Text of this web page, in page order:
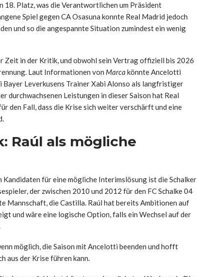
18. Platz, was die Verantwortlichen um Präsident
Spiel gegen CA Osasuna konnte Real Madrid jedoch
und so die angespannte Situation zumindest ein wenig
in der Kritik, und obwohl sein Vertrag offiziell bis 2026
Laut Informationen von Marca könnte Ancelotti
Bayer Leverkusens Trainer Xabi Alonso als langfristiger
durchwachsenen Leistungen in dieser Saison hat Real
den Fall, dass die Krise sich weiter verschärft und eine
Raúl als mögliche
Kandidaten für eine mögliche Interimslösung ist die Schalker
der zwischen 2010 und 2012 für den FC Schalke 04
Mannschaft, die Castilla. Raúl hat bereits Ambitionen auf
und wäre eine logische Option, falls ein Wechsel auf der
möglich, die Saison mit Ancelotti beenden und hofft
aus der Krise führen kann.